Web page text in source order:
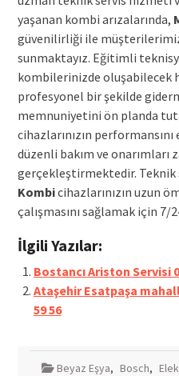
yaşanan kombi arızalarında,
güvenilirliği ile
sunmaktayız. Eğitimli
kombilerinizde oluşabilecek
profesyonel bir şekilde
memnuniyetini ön planda
cihazlarınızın
düzenli bakım ve onarımları
gerçekleştirmektedir. Teknik
Kombicihazlarınızın uzun
çalışmasını sağlamak için
İlgili Yazılar:
Bostancı Ariston Servisi
Ataşehir Esatpaşa
59 56
Beyaz Eşya, Bosch,